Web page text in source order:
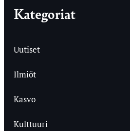
Kategoriat
Uutiset
Ilmiöt
Kasvo
Kulttuuri